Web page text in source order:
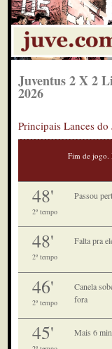
Juventus 2 X 2
2026
Principais Lances do
Fim de jogo.
48'
2º tempo
Passou
48'
2º tempo
Falta pra
46'
2º tempo
Canela
fora
45' Mais 6